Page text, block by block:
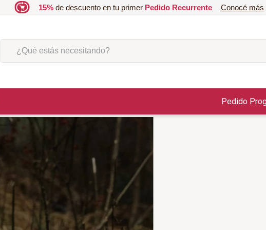
15%de descuento en tu primer Pedido Recurrente Conocé más
¿Qué estás necesitando?
Pedido